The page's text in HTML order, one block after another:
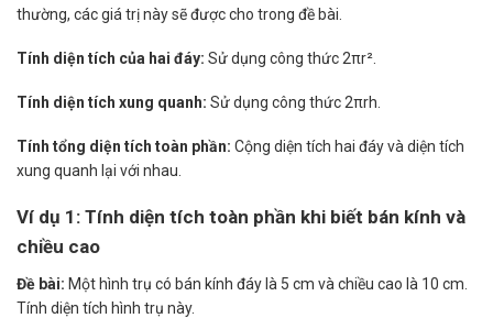
thường, các giá trị này sẽ được cho trong đề bài.
Tính diện tích của hai đáy: Sử dụng công thức 2πr².
Tính diện tích xung quanh: Sử dụng công thức 2πrh.
Tính tổng diện tích toàn phần: Cộng diện tích hai đáy và diện tích
xung quanh lại với nhau.
Ví dụ 1: Tính diện tích toàn phần khi biết bán kính và
chiều cao
Đề bài: Một hình trụ có bán kính đáy là 5 cm và chiều cao là 10 cm.
Tính diện tích hình trụ này.